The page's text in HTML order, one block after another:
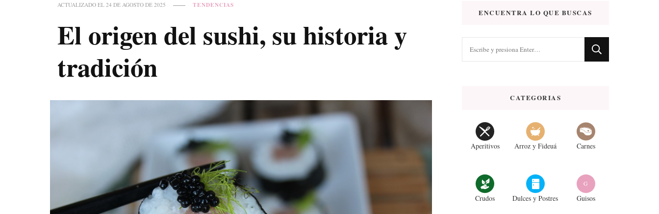
ACTUALIZADO EL 24 DE AGOSTO DE 2025 TENDENCIAS
El origen del sushi, su historia y
tradición
ENCUENTRA LO QUE BUSCAS
CATEGORIAS
Aperitivos Arroz y Fideuá Carnes
Crudos Dulces y Postres
G
Guisos